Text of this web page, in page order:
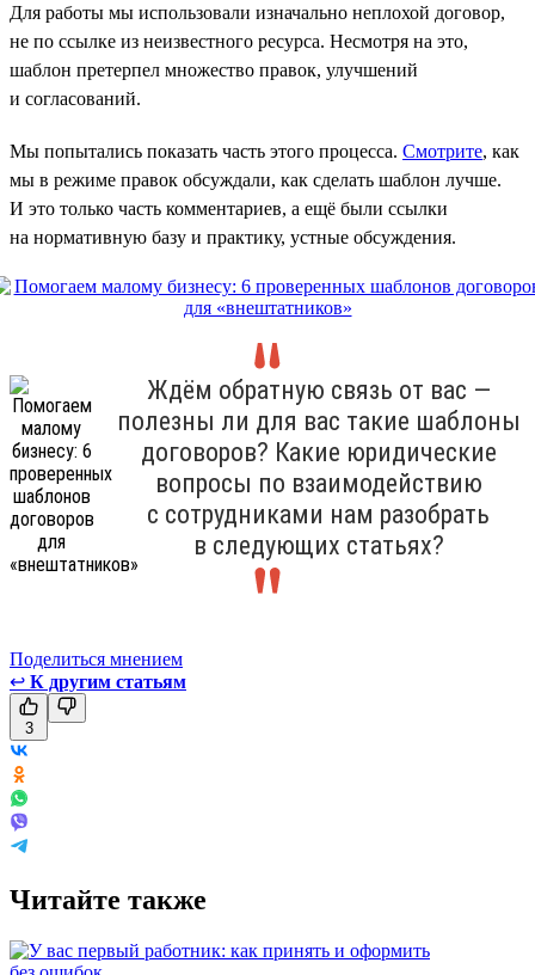
Для работы мы использовали изначально неплохой договор,
не по ссылке из неизвестного ресурса. Несмотря на это,
шаблон претерпел множество правок, улучшений
и согласований.
Мы попытались показать часть этого процесса. Смотрите, как
мы в режиме правок обсуждали, как сделать шаблон лучше.
И это только часть комментариев, а ещё были ссылки
на нормативную базу и практику, устные обсуждения.
Ждём обратную связь от вас —
полезны ли для вас такие шаблоны
договоров? Какие юридические
вопросы по взаимодействию
с сотрудниками нам разобрать
в следующих статьях?
Поделиться мнением
↩ К другим статьям
3
Читайте также